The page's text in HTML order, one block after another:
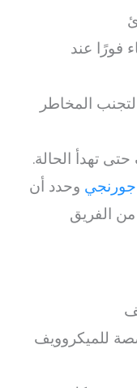
فورًا عند
المخاطر
تهدأ الحالة.
وحدد أن
الفريق
للميكروويف